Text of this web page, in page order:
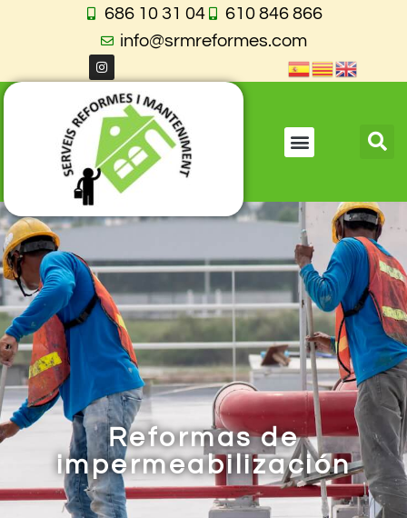
686 10 31 04
610 846 866
info@srmreformes.com
Reformas de
impermeabilización